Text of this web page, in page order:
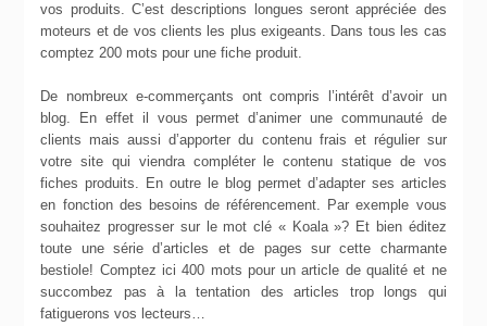
vos produits. C’est descriptions longues seront appréciée des
moteurs et de vos clients les plus exigeants. Dans tous les cas
comptez 200 mots pour une fiche produit.
De nombreux e-commerçants ont compris l’intérêt d’avoir un
blog. En effet il vous permet d’animer une communauté de
clients mais aussi d’apporter du contenu frais et régulier sur
votre site qui viendra compléter le contenu statique de vos
fiches produits. En outre le blog permet d’adapter ses articles
en fonction des besoins de référencement. Par exemple vous
souhaitez progresser sur le mot clé « Koala »? Et bien éditez
toute une série d’articles et de pages sur cette charmante
bestiole! Comptez ici 400 mots pour un article de qualité et ne
succombez pas à la tentation des articles trop longs qui
fatiguerons vos lecteurs…